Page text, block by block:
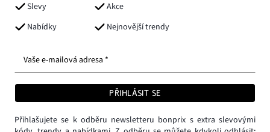
Slevy
Akce
Nabídky
Nejnovější trendy
Vaše e-mailová adresa *
PŘIHLÁSIT SE
Přihlašujete se k odběru newsletteru bonprix s extra slevovými